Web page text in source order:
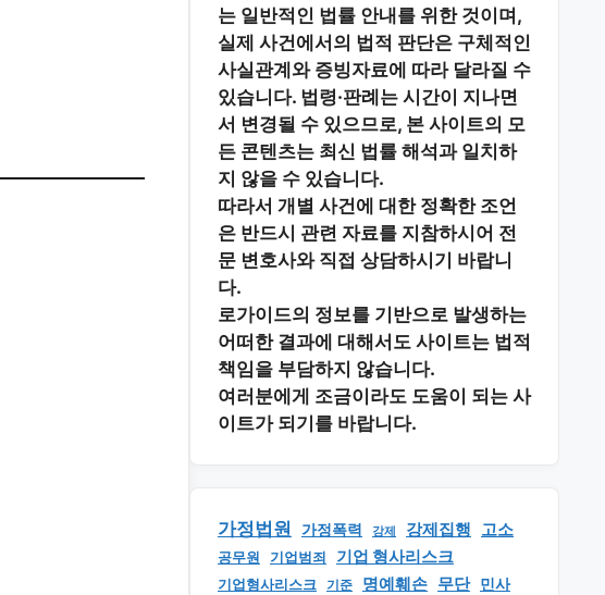
는 일반적인 법률 안내 를 위한 것이며,
실제 사건에서의 법적 판단은 구체적인
사실관계와 증빙자료에 따라 달라질 수
있습니다. 법령·판례는 시간이 지나면
서 변경될 수 있으므로, 본 사이트의 모
든 콘텐츠는 최신 법률 해석과 일치하
지 않을 수 있습니다.
따라서 개별 사건에 대한 정확한 조언
은 반드시 관련 자료를 지참하시어 전
문 변호사와 직접 상담하시기 바랍니
다.
로가이드의 정보를 기반으로 발생하는
어떠한 결과에 대해서도 사이트는 법적
책임을 부담하지 않습니다.
여러분에게 조금이라도 도움이 되는 사
이트가 되기를 바랍니다.
가정법원 가정폭력 강제 강제집행 고소
공무원 기업범죄 기업 형사리스크
기업형사리스크 기준 명예훼손 무단 민사